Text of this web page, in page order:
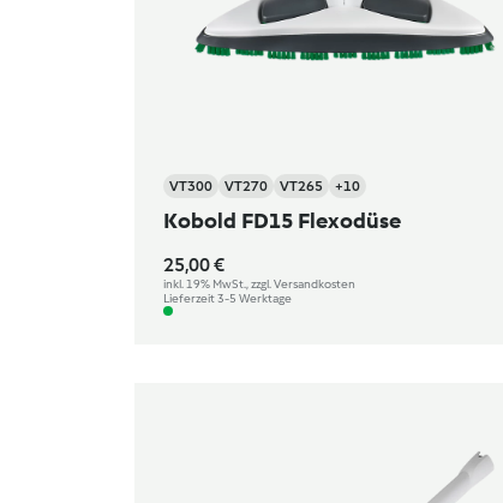
VT300 VT270 VT265 +10
Kobold FD15 Flexodüse
25,00 €
inkl. 19% MwSt., zzgl. Versandkosten
Lieferzeit 3-5 Werktage